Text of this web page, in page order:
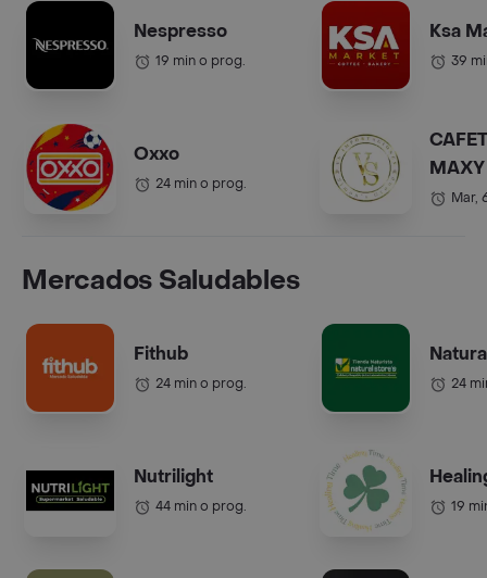
Nespresso
19 min o prog.
Oxxo
24 min o prog.
Ksa
39
COL.).
Mar,
Mercados Saludables
Fithub
24 min o prog.
Nutrilight
44 min o prog.
24
19